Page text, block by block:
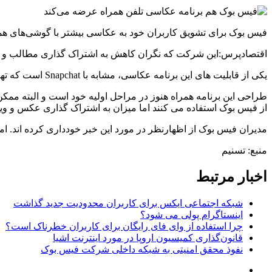
فیس بوک برای تشویق کاربران خود به عکاسی بیشتر با گوشی‌های
اقتصادپرس:این شرکت که نگران کاهش به اشتراک گذاری مطالب
یکی از قابلیت های این برنامه عکاسی، مشابه با Snapchat است که تهیه عکس فوری و سپس حذف آن را ممکن می کند. از این برنامه می توان برای ضبط ویدئو و پخش زنده آن هم استفاده کرد.
از فیس بوک استفاده می کنند اما میزان به اشتراک گذاری
مدیران فیس بوک از اظهارنظر در مورد این خبر خودداری کرده اند.
منبع: تسنیم
اخبار مرتبط
شبکه اجتماعی ایکس برای کاربران محدودیت جدید گذاشت
اینستاگرام پولی می شود؟
چرا استفاده از وای فای رایگان برای کاربران خطرناک است؟
قانون‌گذاری کمیسیون اروپا در مورد اینترنت اشیا
نفوذ محقق امنیتی به شبکه داخلی شرکت فیس بوک